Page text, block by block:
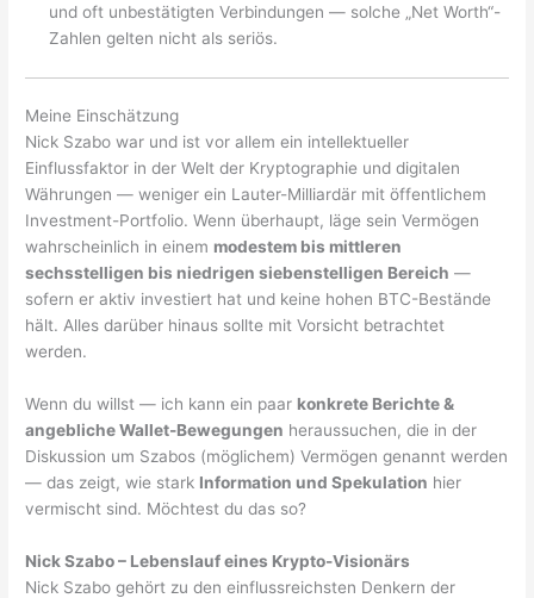
und oft unbestätigten Verbindungen — solche „Net Worth“-
Zahlen gelten nicht als seriös.
Meine Einschätzung
Nick Szabo war und ist vor allem ein intellektueller
Einflussfaktor in der Welt der Kryptographie und digitalen
Währungen — weniger ein Lauter-Milliardär mit öffentlichem
Investment-Portfolio. Wenn überhaupt, läge sein Vermögen
wahrscheinlich in einem modestem bis mittleren
sechsstelligen bis niedrigen siebenstelligen Bereich —
sofern er aktiv investiert hat und keine hohen BTC-Bestände
hält. Alles darüber hinaus sollte mit Vorsicht betrachtet
werden.
Wenn du willst — ich kann ein paar konkrete Berichte &
angebliche Wallet-Bewegungen heraussuchen, die in der
Diskussion um Szabos (möglichem) Vermögen genannt werden
— das zeigt, wie stark Information und Spekulation hier
vermischt sind. Möchtest du das so?
Nick Szabo – Lebenslauf eines Krypto-Visionärs
Nick Szabo gehört zu den einflussreichsten Denkern der